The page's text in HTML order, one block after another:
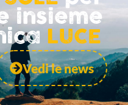
insieme
LUCE
Vedi le news